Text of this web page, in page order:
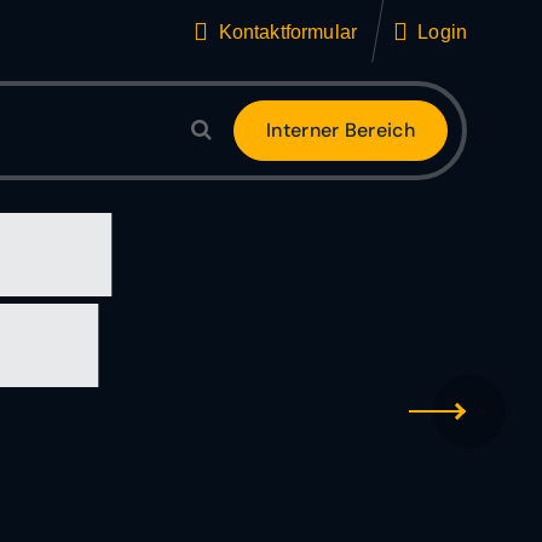
Kontaktformular Login
Interner Bereich